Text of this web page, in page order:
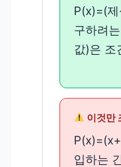
P(x)=(
구하려
값)은 조
이것만
입하는